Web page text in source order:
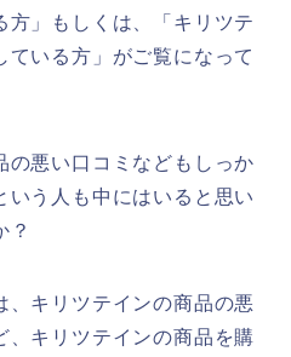
方」もしくは、「キリツテ
ている方」がご覧になって
の悪い口コミなどもしっか
いう人も中にはいると思い
？
、キリツテインの商品の悪
、キリツテインの商品を購